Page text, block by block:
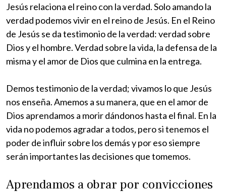
Jesús relaciona el reino con la verdad. Solo amando la
verdad podemos vivir en el reino de Jesús. En el Reino
de Jesús se da testimonio de la verdad: verdad sobre
Dios y el hombre. Verdad sobre la vida, la defensa de la
misma y el amor de Dios que culmina en la entrega.
Demos testimonio de la verdad; vivamos lo que Jesús
nos enseña. Amemos a su manera, que en el amor de
Dios aprendamos a morir dándonos hasta el final. En la
vida no podemos agradar a todos, pero si tenemos el
poder de influir sobre los demás y por eso siempre
serán importantes las decisiones que tomemos.
Aprendamos a obrar por convicciones